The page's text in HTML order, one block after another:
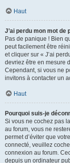
Haut
J’ai perdu mon mot de
Pas de panique ! Bien
peut facilement être
et cliquer sur « J’ai
devriez être en mesure
Cependant, si vous ne
invitons à contacter un
Haut
Pourquoi suis-je
Si vous ne cochez pas
au forum, vous ne
permet d’éviter que
connecté, veuillez
connexion au forum.
depuis un ordinateur